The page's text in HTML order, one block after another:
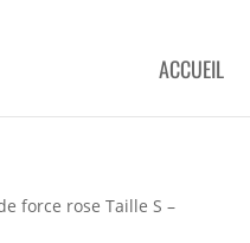
ACCUEIL
force rose Taille S –